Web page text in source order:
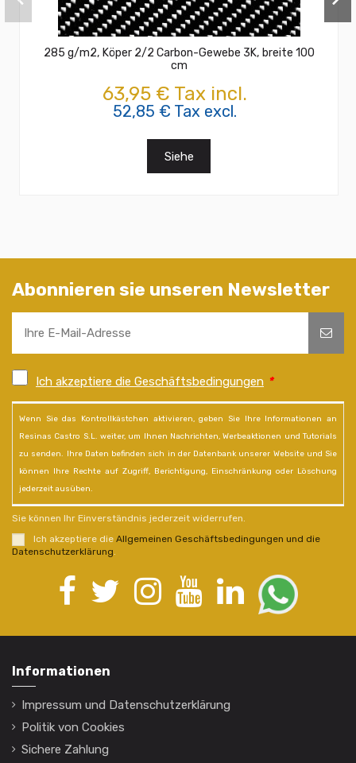
285 g/m2, Köper 2/2 Carbon-Gewebe 3K, breite 100
cm
63,95 € Tax incl.
52,85 € Tax excl.
Siehe
Abonnieren sie unseren Newsletter
Ich akzeptiere die Geschäftsbedingungen *
Wenn Sie das Kontrollkästchen aktivieren, geben Sie Ihre Informationen an
Resinas Castro S.L. weiter, um Ihnen Nachrichten, Werbeaktionen und Tutorials
zu senden. Ihre Daten befinden sich in der Datenbank unserer Website und Sie
können Ihre Rechte auf Zugriff, Berichtigung, Einschränkung oder Löschung
jederzeit ausüben.
Sie können Ihr Einverständnis jederzeit widerrufen.
Ich akzeptiere die Allgemeinen Geschäftsbedingungen und die
Datenschutzerklärung
Informationen
Impressum und Datenschutzerklärung
Politik von Cookies
Sichere Zahlung